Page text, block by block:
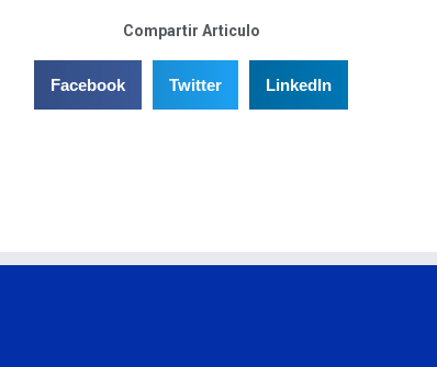
Compartir Articulo
Facebook Twitter LinkedIn